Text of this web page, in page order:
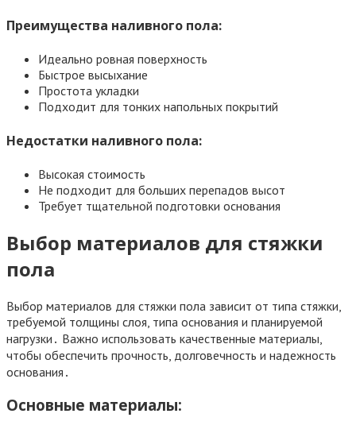
Преимущества наливного пола:
Идеально ровная поверхность
Быстрое высыхание
Простота укладки
Подходит для тонких напольных покрытий
Недостатки наливного пола:
Высокая стоимость
Не подходит для больших перепадов высот
Требует тщательной подготовки основания
Выбор материалов для стяжки
пола
Выбор материалов для стяжки пола зависит от типа стяжки,
требуемой толщины слоя, типа основания и планируемой
нагрузки․ Важно использовать качественные материалы,
чтобы обеспечить прочность, долговечность и надежность
основания․
Основные материалы: